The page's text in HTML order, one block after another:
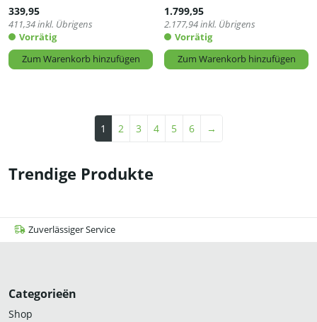
339,95
411,34inkl. Übrigens
Vorrätig
Zum Warenkorb hinzufügen
1.799,95
2.177,94inkl. Übrigens
Vorrätig
Zum Warenkorb hinzufügen
1 2 3 4 5 6 →
Trendige Produkte
Zuverlässiger Service
Categorieën
Shop